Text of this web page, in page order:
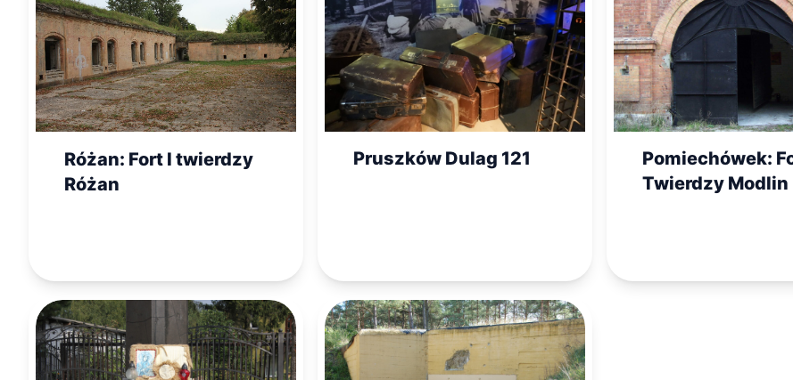
Różan: Fort I twierdzy
Różan
Pruszków Dulag 121
Pomiechówek:
Twierdzy Modlin